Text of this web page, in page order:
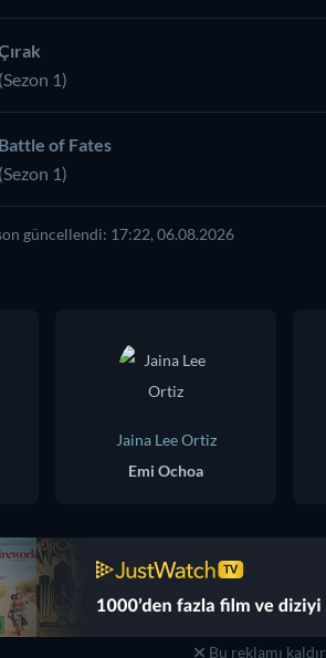
(Sezon 1)
Battle of Fates
(Sezon 1)
güncellendi: 17:22, 06.08.2026
Jaina Lee Ortiz
Emi Ochoa
Bu reklamı kaldır